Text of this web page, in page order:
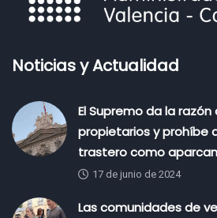
Noticias y Actualidad
El Supremo da la
propietarios y prohíbe
trastero como
17 de junio de 2024
Las comunidades de